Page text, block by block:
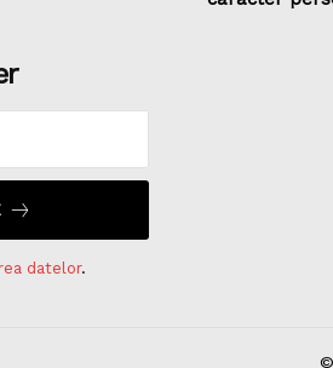
datelor.
©